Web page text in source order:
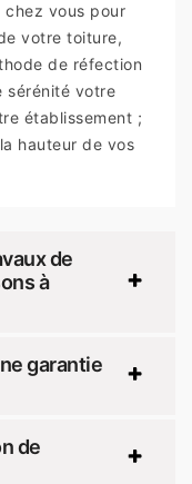
chez vous pour
votre toiture,
de réfection
sérénité votre
établissement ;
hauteur de vos
de
à
garantie
de